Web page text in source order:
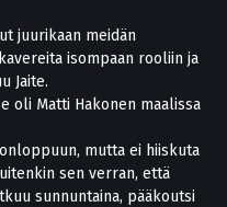
juurikaan meidän
isompaan rooliin ja
Jaite.
oli Matti Hakonen maalissa
mutta ei hiiskuta
sen verran, että
sunnuntaina, pääkoutsi